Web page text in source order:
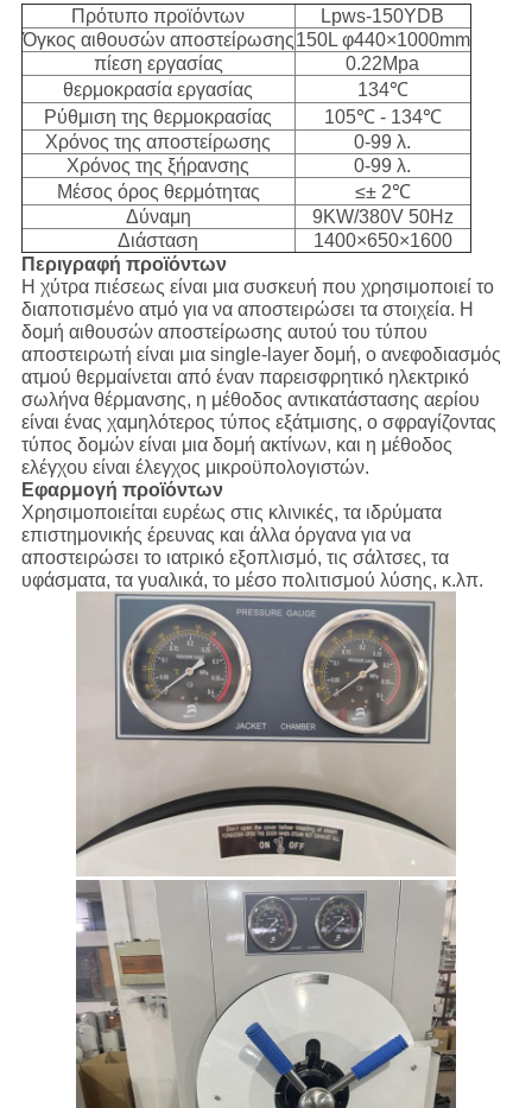
Πρότυπο προϊόντων
Lpws-150YDB
Όγκος αιθουσών αποστείρωσης150L φ440×1000mm
πίεση εργασίας
0.22Mpa
θερμοκρασία εργασίας
134℃
Ρύθμιση της θερμοκρασίας
105℃ - 134℃
Χρόνος της αποστείρωσης
0-99 λ.
Χρόνος της ξήρανσης
0-99 λ.
Μέσος όρος θερμότητας
≤± 2℃
Δύναμη
9KW/380V 50Hz
Διάσταση
1400×650×1600
Περιγραφή προϊόντων
Η χύτρα πιέσεως είναι μια συσκευή που χρησιμοποιεί το
διαποτισμένο ατμό για να αποστειρώσει τα στοιχεία. Η
δομή αιθουσών αποστείρωσης αυτού του τύπου
αποστειρωτή είναι μια single-layer δομή, ο ανεφοδιασμός
ατμού θερμαίνεται από έναν παρεισφρητικό ηλεκτρικό
σωλήνα θέρμανσης, η μέθοδος αντικατάστασης αερίου
είναι ένας χαμηλότερος τύπος εξάτμισης, ο σφραγίζοντας
τύπος δομών είναι μια δομή ακτίνων, και η μέθοδος
ελέγχου είναι έλεγχος μικροϋπολογιστών.
Εφαρμογή προϊόντων
Χρησιμοποιείται ευρέως στις κλινικές, τα ιδρύματα
επιστημονικής έρευνας και άλλα όργανα για να
αποστειρώσει το ιατρικό εξοπλισμό, τις σάλτσες, τα
υφάσματα, τα γυαλικά, το μέσο πολιτισμού λύσης, κ.λπ.